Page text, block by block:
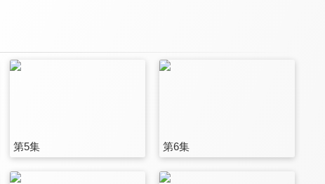
第5集 第6集